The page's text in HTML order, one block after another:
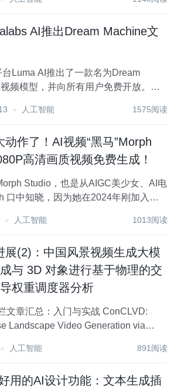
创造性和逼真度，Dream Machin...
AI推出Dream Machine文
Luma AI推出了一款名为Dream
频模型，并向所有用户免费开放。
其生成的视频在质量、动作一致性、
人工智能 1575阅读
作了！AI视频“黑马”Morph
高清画质视频免费生成！
Studio，也是从AIGC美少女、AI电
口中知晓，因为她在2024年刚加入了
初创公司开...
人工智能 1013阅读
展(2)：中国风景视频生成大模
与 3D 对象进行基于物理的交
权重调度器分析
汇总：入门与实战 ConCLVD:
Landscape Video Generation via
人工智能 891阅读
用的AI设计功能：文本生成插